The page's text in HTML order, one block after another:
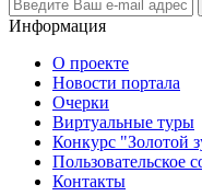
Информация
О проекте
Новости портала
Очерки
Виртуальные туры
Конкурс "Золотой
Пользовательское
Контакты